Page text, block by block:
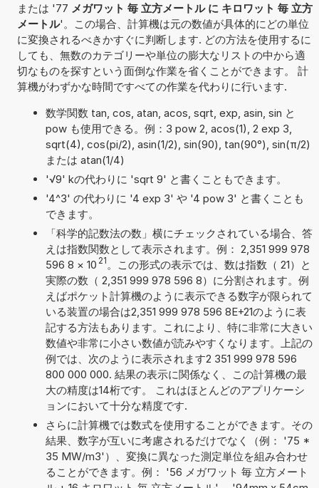
または '77 メガワット 毎 立方メートル に キロワット 毎 立方
メートル'。この場合、計算機は元の数値が具体的にどの単位
に変換されるべきかすぐに判断します. どの方法を使用するに
しても、無数のカテゴリーや単位の膨大なリストの中から適
切なものを探すという面倒な作業を省くことができます。 計
算機がわずかな時間ですべての作業を代わりに行います.
数学関数 tan, cos, atan, acos, sqrt, exp, asin, sin と
pow も使用できる。例：3 pow 2, acos(1), 2 exp 3,
sqrt(4), cos(pi/2), asin(1/2), sin(90), tan(90°), sin(π/2)
または atan(1/4)
'√9' kの代わりに 'sqrt 9' と書くこともできます。
'4^3' の代わりに '4 exp 3' や '4 pow 3' と書くことも
できます。
「科学的記数法の数」横にチェックされている場合、答
えは指数関数として表示されます。例： 2,351 999 978
596 8 × 10 21 。この形式の表示では、数は指数（ 21）と
実際の数（ 2,351 999 978 596 8）に分割されます。例
えばポケット計算機のように表示できる数字が限られて
いる装置の場合は2,351 999 978 596 8E+21のように表
記する方法もあります。これにより、特に非常に大きい
数値や非常に小さい数値が読みやすくなります。上記の
例では、次のように表示されます2 351 999 978 596
800 000 000. 結果の表示に関係なく、この計算機の最
大の精度は14桁です。 これはほとんどのアプリケーシ
ョンにおいて十分な精度です.
さらに計算機では数式を使用することができます。その
結果、数字が互いに考慮されるだけでなく（例： '75 *
35 MW/m3'）、変換に異なった測定単位を組み合わせ
ることができます。例： '56 メガワット 毎 立方メート